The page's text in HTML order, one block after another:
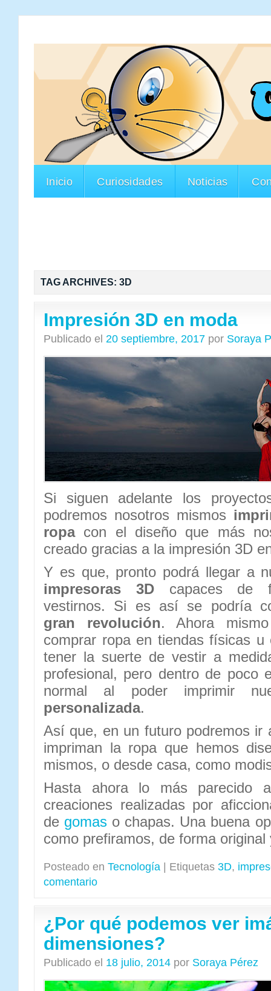
Inicio Curiosidades Noticias
TAG ARCHIVES: 3D
Impresión 3D en moda
Publicado el 20 septiembre, 2017 por Soraya
Si siguen adelante los
podremos nosotros mismos
ropacon el diseño que más
creado gracias a la impresión 3D
Y es que, pronto podrá llegar a
impresoras 3Dcapaces de
vestirnos. Si es así se podría
gran revolución. Ahora
comprar ropa en tiendas físicas u
tener la suerte de vestir a
profesional, pero dentro de poco
normal al poder imprimir
personalizada.
Así que, en un futuro podremos ir
impriman la ropa que hemos
mismos, o desde casa, como
Hasta ahora lo más parecido
creaciones realizadas por
de gomas o chapas. Una buena
como prefiramos, de forma original
Posteado en Tecnología Etiquetas 3D,
comentario
¿Por qué podemos ver
dimensiones?
Publicado el 18 julio, 2014 por Soraya Pérez